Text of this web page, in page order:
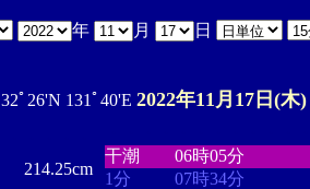
年 月 日
32ﾟ26'N 131ﾟ40'E 2022年11月17日(木)
214.25cm
干潮
06時05分
1分
07時34分